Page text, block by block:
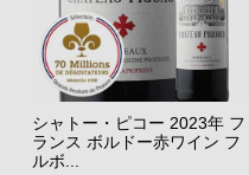
シャトー・ピコー 2023年 フ
ランス ボルドー赤ワイン フ
ルボ...